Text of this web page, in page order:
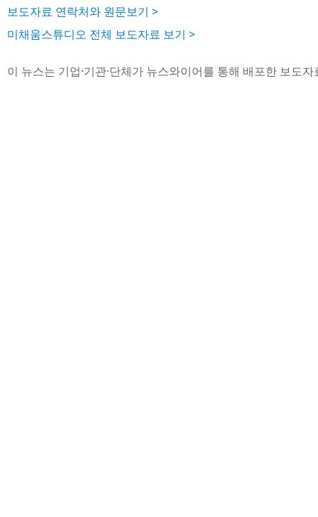
보도자료 연락처와 원문보기 >
미채움스튜디오 전체 보도자료 보기 >
이 뉴스는 기업·기관·단체가 뉴스와이어를 통해 배포한 보도